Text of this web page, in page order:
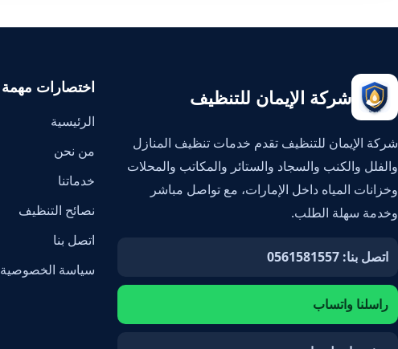
شركة الإيمان للتنظيف
شركة الإيمان للتنظيف تقدم خدمات تنظيف المنازل
والفلل والكنب والسجاد والستائر والمكاتب والمحلات
وخزانات المياه داخل الإمارات، مع تواصل مباشر
وخدمة سهلة الطلب.
اتصل بنا: 0561581557
راسلنا واتساب
اختصارات مهمة
الرئيسية
من نحن
خدماتنا
نصائح التنظيف
اتصل بنا
سياسة الخصوصية